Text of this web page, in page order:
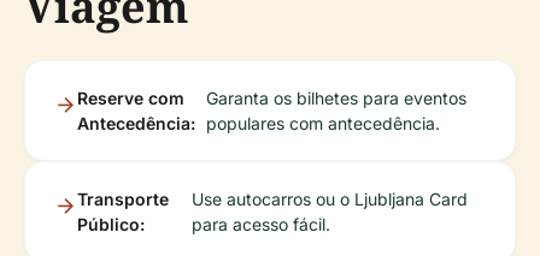
Reserve com
Antecedência:
Garanta os bilhetes para eventos
populares com antecedência.
Transporte
Público:
Use autocarros ou o Ljubljana Card
para acesso fácil.